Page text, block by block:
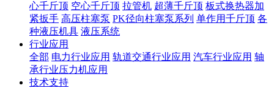
心千斤顶 空心千斤顶 拉管机 超薄千斤顶 板式换热器加
紧扳手 高压柱塞泵 PK径向柱塞泵系列 单作用千斤顶 各
种液压机具 液压系统
行业应用
全部 电力行业应用 轨道交通行业应用 汽车行业应用 轴
承行业压力机应用
技术支持